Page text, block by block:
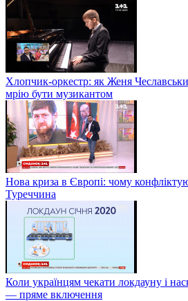
Хлопчик-оркестр: як Женя
мрію бути музикантом
Нова криза в Європі: чому
Туреччина
Коли українцям чекати локдауну і
— пряме включення